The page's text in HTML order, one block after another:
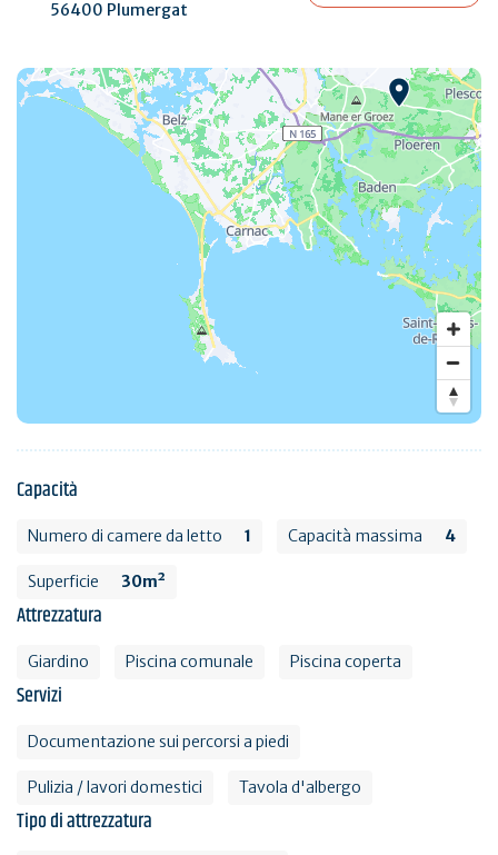
56400 Plumergat
Capacità
Numero di camere da letto 1 Capacità massima 4
Superficie 30m²
Attrezzatura
Giardino Piscina comunale Piscina coperta
Servizi
Documentazione sui percorsi a piedi
Pulizia / lavori domestici Tavola d'albergo
Tipo di attrezzatura